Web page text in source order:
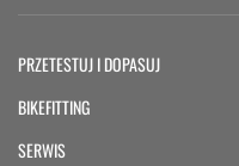
PRZETESTUJ I DOPASUJ
BIKEFITTING
SERWIS